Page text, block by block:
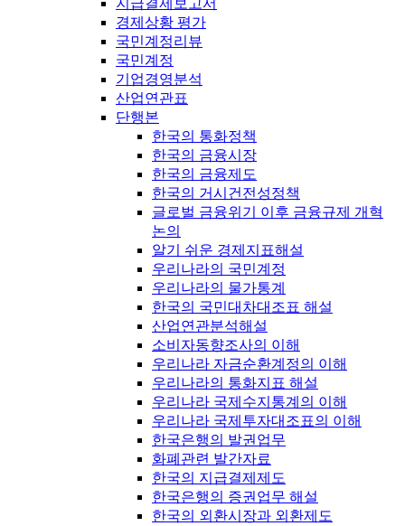
지급결제보고서
경제상황 평가
국민계정리뷰
국민계정
기업경영분석
산업연관표
단행본
한국의 통화정책
한국의 금융시장
한국의 금융제도
한국의 거시건전성정책
글로벌 금융위기 이후 금융규제 개혁
논의
알기 쉬운 경제지표해설
우리나라의 국민계정
우리나라의 물가통계
한국의 국민대차대조표 해설
산업연관분석해설
소비자동향조사의 이해
우리나라 자금순환계정의 이해
우리나라의 통화지표 해설
우리나라 국제수지통계의 이해
우리나라 국제투자대조표의 이해
한국은행의 발권업무
화폐관련 발간자료
한국의 지급결제제도
한국은행의 증권업무 해설
한국의 외환시장과 외환제도